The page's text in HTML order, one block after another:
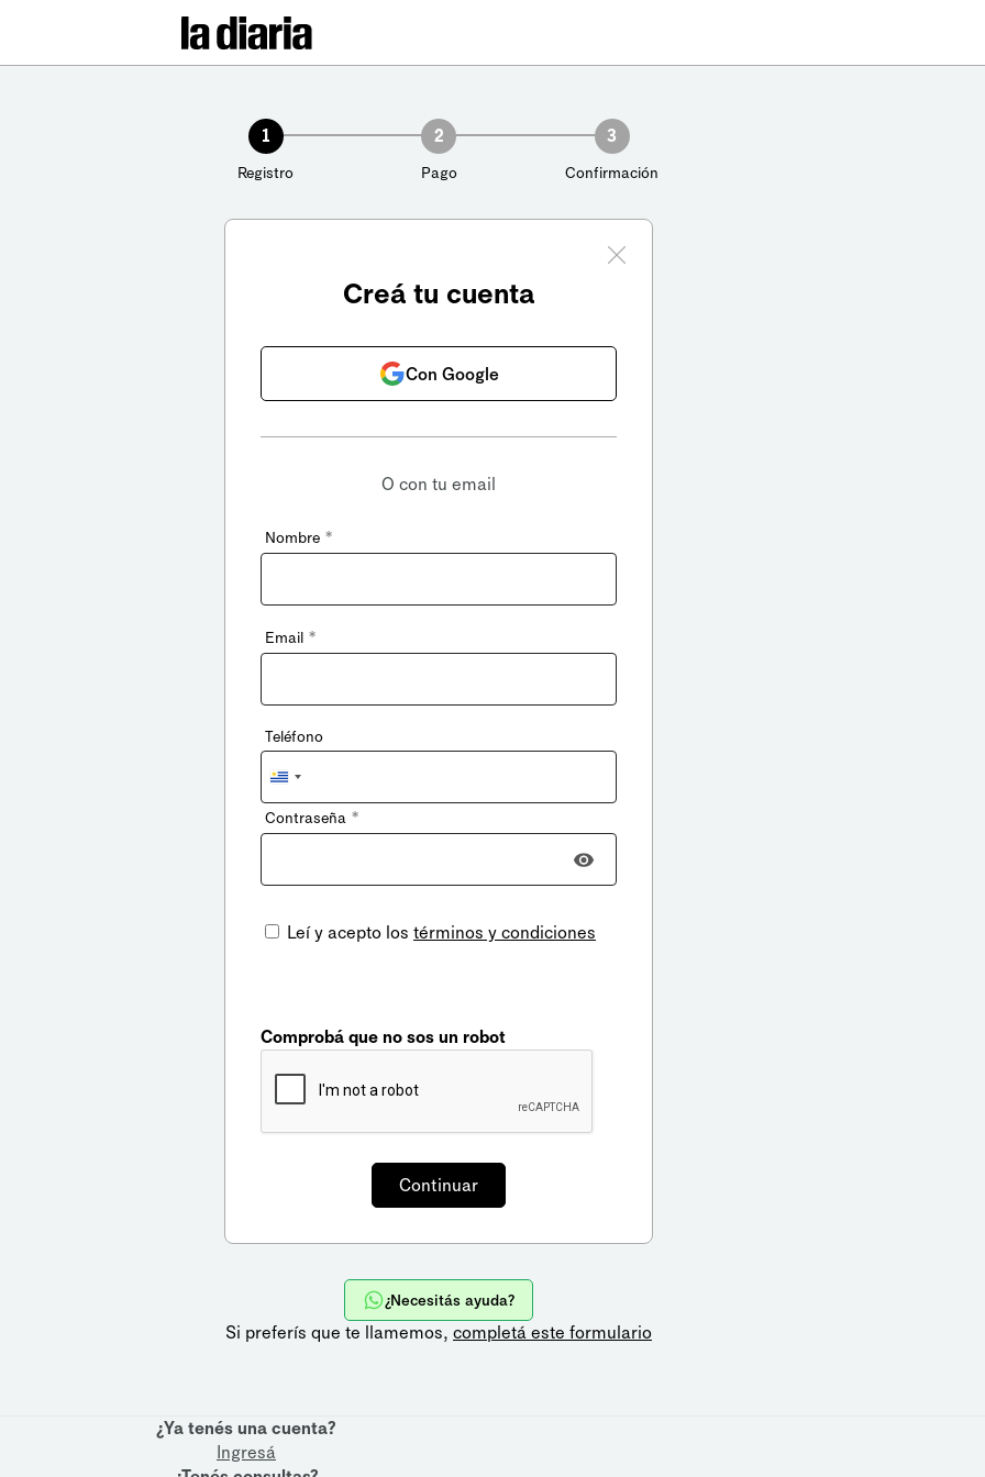
1
Registro
2
Pago
3
Confirmación
Creá tu cuenta
Con Google
O con tu email
Nombre *
Email *
Teléfono
Uruguay
+598
Contraseña *
Leí y acepto los términos y condiciones
Comprobá que no sos un robot
¿Necesitás ayuda?
Si preferís que te llamemos, completá este formulario
¿Ya tenés una cuenta?
Ingresá